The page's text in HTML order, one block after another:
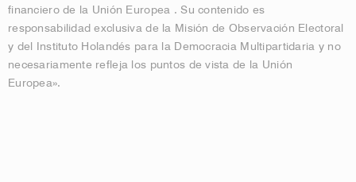
financiero de la Unión Europea . Su contenido es
responsabilidad exclusiva de la Misión de Observación Electoral
y del Instituto Holandés para la Democracia Multipartidaria y no
necesariamente refleja los puntos de vista de la Unión
Europea».